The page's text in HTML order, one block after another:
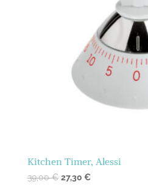
Kitchen Timer, Alessi
39,00€ 27,30 €